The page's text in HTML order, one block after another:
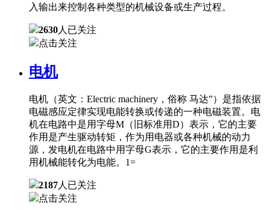
入输出来控制各种类型的机械设备或生产过程。
2630人已关注
点击关注
电机
电机（英文：Electric machinery，俗称 马达”）是指依据
电磁感应定律实现电能转换或传递的一种电磁装置。电
机在电路中是用字母M（旧标准用D）表示，它的主要
作用是产生驱动转矩，作为用电器或各种机械的动力
源，发电机在电路中用字母G表示，它的主要作用是利
用机械能转化为电能。1=
2187人已关注
点击关注